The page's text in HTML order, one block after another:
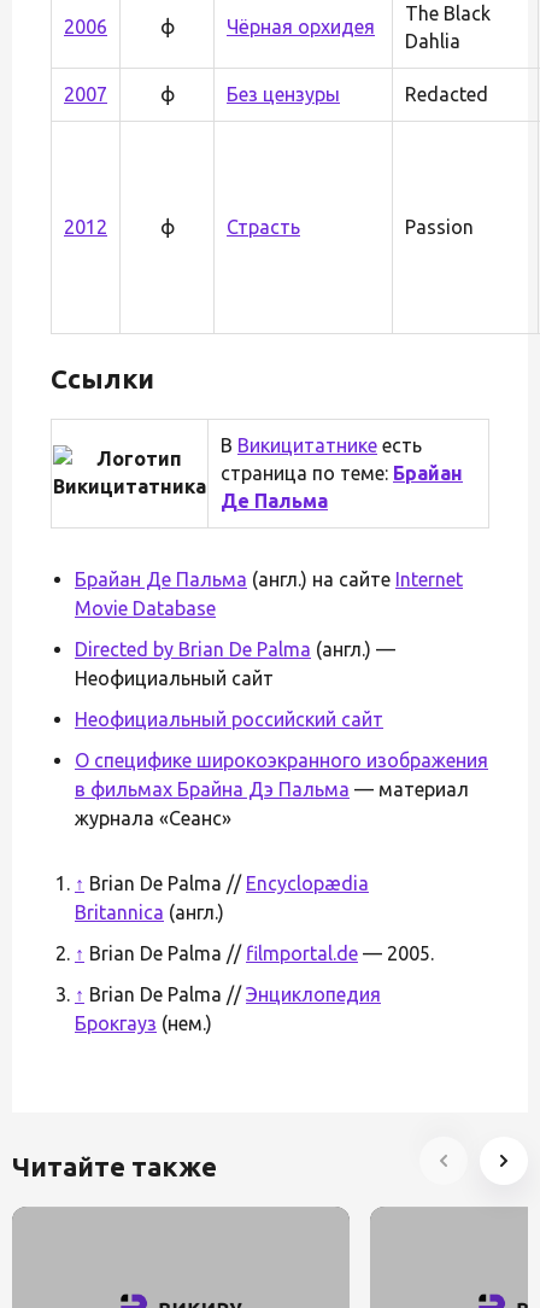
2006 ф Чёрная орхидея
The Black
Dahlia
2007 ф Без цензуры Redacted
2012 ф Страсть Passion
Ссылки
В Викицитатнике есть
страница по теме: Брайан
Де Пальма
Брайан Де Пальма (англ.) на сайте Internet
Movie Database
Directed by Brian De Palma (англ.) —
Неофициальный сайт
Неофициальный российский сайт
О специфике широкоэкранного изображения
в фильмах Брайна Дэ Пальма — материал
журнала «Сеанс»
↑ Brian De Palma // Encyclopædia
Britannica (англ.)
↑ Brian De Palma // filmportal.de — 2005.
↑ Brian De Palma //Энциклопедия
Брокгауз (нем.)
Читайте также